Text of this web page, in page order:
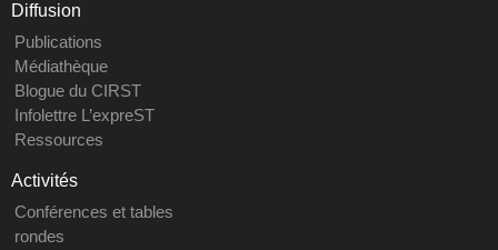
Diffusion
Publications
Médiathèque
Blogue du CIRST
Infolettre L’expreST
Ressources
Activités
Conférences et tables
rondes